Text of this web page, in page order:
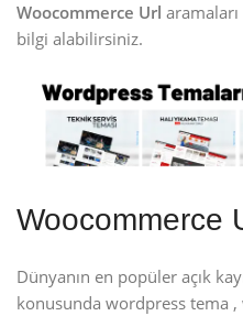
Woocommerce Url
bilgi alabilirsiniz.
Woocommerce
Dünyanın en popüler açık
konusunda wordpress tema